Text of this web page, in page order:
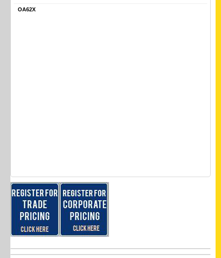
OA62X